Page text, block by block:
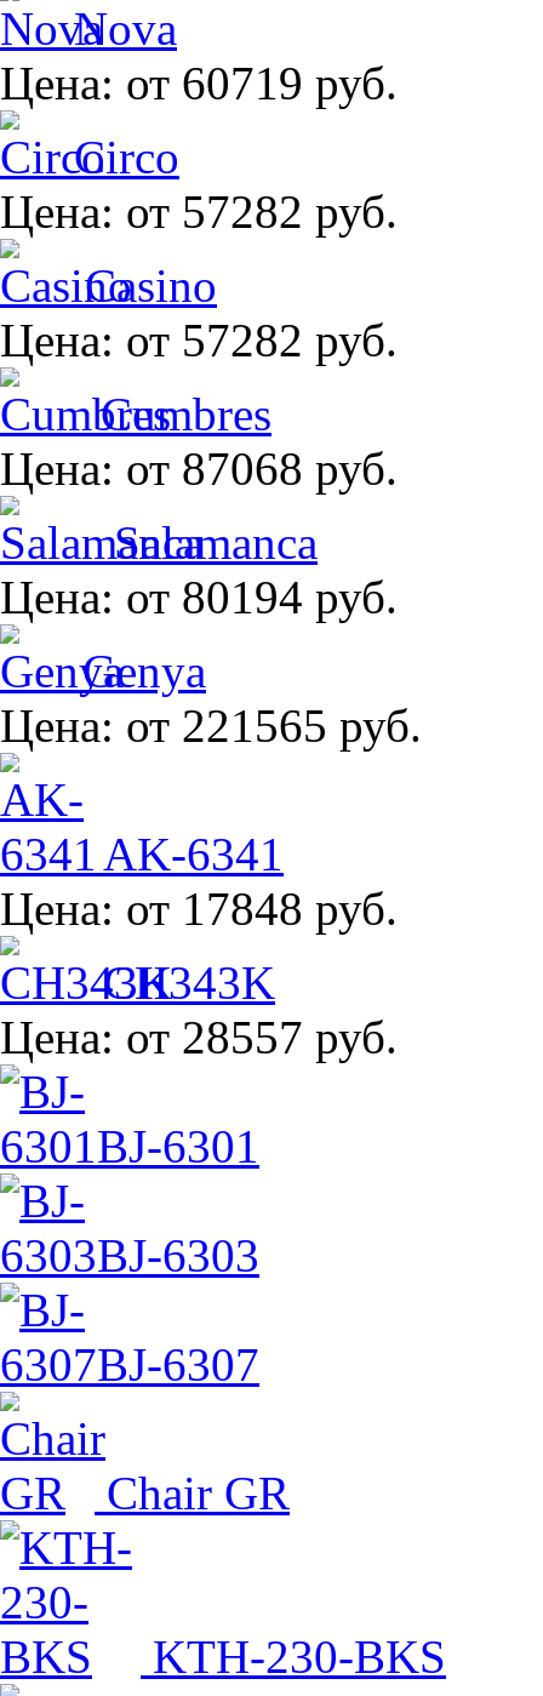
Nova
Цена: от 60719 руб.
Circo
Цена: от 57282 руб.
Casino
Цена: от 57282 руб.
Cumbres
Цена: от 87068 руб.
Salamanca
Цена: от 80194 руб.
Genya
Цена: от 221565 руб.
AK-6341
Цена: от 17848 руб.
CH343K
Цена: от 28557 руб.
BJ-6301
BJ-6303
BJ-6307
Chair GR
KTH-230-BKS